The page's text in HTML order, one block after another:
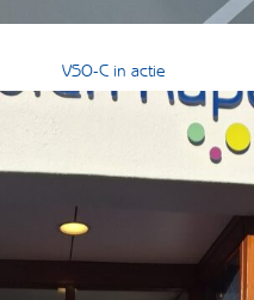
VSO-C in actie